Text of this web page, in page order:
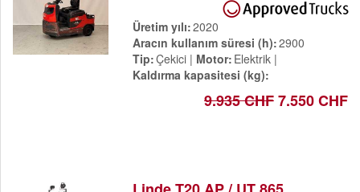
Üretim yılı 2020
Aracın kullanım süresi (h) 2900
Tip Çekici Motor Elektrik
Kaldırma kapasitesi (kg)
9.935 CHF7.550 CHF